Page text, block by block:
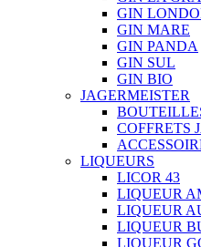
GIN
GIN MARE
GIN PANDA
GIN SUL
GIN BIO
JAGERMEISTER
COFFRETS
LIQUEURS
LICOR 43
LIQUEUR
LIQUEUR
LIQUEUR
LIQUEUR